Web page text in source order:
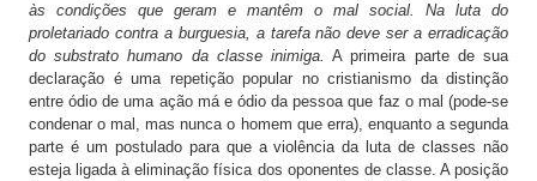
às condições que geram e mantêm o mal social. Na luta do
proletariado contra a burguesia, a tarefa não deve ser a erradicação
do substrato humano da classe inimiga. A primeira parte de sua
declaração é uma repetição popular no cristianismo da distinção
entre ódio de uma ação má e ódio da pessoa que faz o mal (pode-se
condenar o mal, mas nunca o homem que erra), enquanto a segunda
parte é um postulado para que a violência da luta de classes não
esteja ligada à eliminação física dos oponentes de classe. A posição